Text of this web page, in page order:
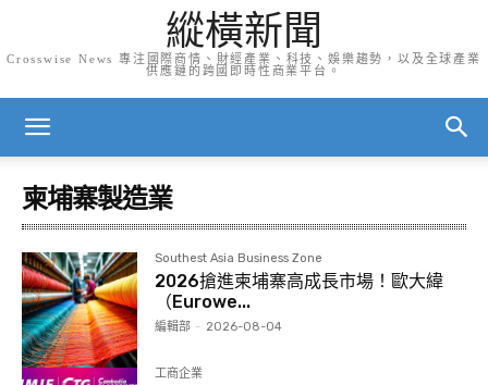
縱橫新聞
Crosswise News 專注國際商情、財經產業、科技、娛樂趨勢，以及全球產業
供應鏈的跨國即時性商業平台。
柬埔寨製造業
Southest Asia Business Zone
2026搶進柬埔寨高成長市場！歐大緯
（Eurowe...
編輯部 - 2026-08-04
工商企業